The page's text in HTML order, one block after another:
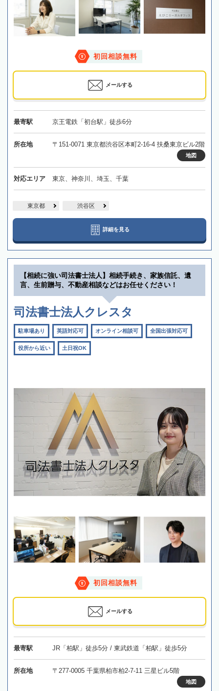
初回相談無料
メールする
最寄駅 京王電鉄「初台駅」徒歩6分
所在地 〒151-0071 東京都渋谷区本町2-16-4 扶桑東京ビル2階
地図
対応エリア 東京、神奈川、埼玉、千葉
東京都 渋谷区
詳細を見る
【相続に強い司法書士法人】相続手続き、家族信託、遺
言、生前贈与、不動産相談などはお任せください！
司法書士法人クレスタ
駐車場あり 英語対応可 オンライン相談可 全国出張対応可
役所から近い 土日祝OK
初回相談無料
メールする
最寄駅 JR「柏駅」徒歩5分 / 東武鉄道「柏駅」徒歩5分
所在地 〒277-0005 千葉県柏市柏2-7-11 三星ビル5階
地図